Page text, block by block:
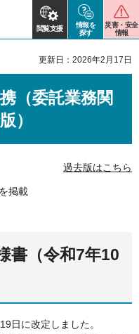
閲覧支援
情報を
探す
災害・安全
情報
更新日：2026年2月17日
（委託業務関
）
過去版はこちら
掲載
書（令和7年10
日に改定しました。